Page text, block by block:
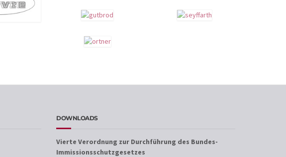
DOWNLOADS
Vierte Verordnung zur Durchführung des Bundes-
Immissionsschutzgesetzes